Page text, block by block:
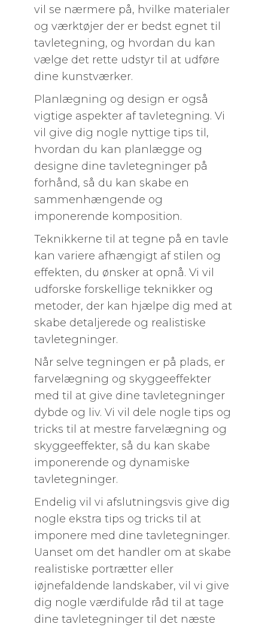
vil se nærmere på, hvilke materialer
og værktøjer der er bedst egnet til
tavletegning, og hvordan du kan
vælge det rette udstyr til at udføre
dine kunstværker.
Planlægning og design er også
vigtige aspekter af tavletegning. Vi
vil give dig nogle nyttige tips til,
hvordan du kan planlægge og
designe dine tavletegninger på
forhånd, så du kan skabe en
sammenhængende og
imponerende komposition.
Teknikkerne til at tegne på en tavle
kan variere afhængigt af stilen og
effekten, du ønsker at opnå. Vi vil
udforske forskellige teknikker og
metoder, der kan hjælpe dig med at
skabe detaljerede og realistiske
tavletegninger.
Når selve tegningen er på plads, er
farvelægning og skyggeeffekter
med til at give dine tavletegninger
dybde og liv. Vi vil dele nogle tips og
tricks til at mestre farvelægning og
skyggeeffekter, så du kan skabe
imponerende og dynamiske
tavletegninger.
Endelig vil vi afslutningsvis give dig
nogle ekstra tips og tricks til at
imponere med dine tavletegninger.
Uanset om det handler om at skabe
realistiske portrætter eller
iøjnefaldende landskaber, vil vi give
dig nogle værdifulde råd til at tage
dine tavletegninger til det næste